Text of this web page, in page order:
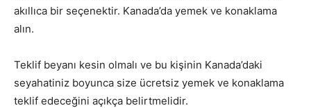
akıllıca bir seçenektir. Kanada’da yemek ve konaklama
alın.
Teklif beyanı kesin olmalı ve bu kişinin Kanada’daki
seyahatiniz boyunca size ücretsiz yemek ve konaklama
teklif edeceğini açıkça belirtmelidir.